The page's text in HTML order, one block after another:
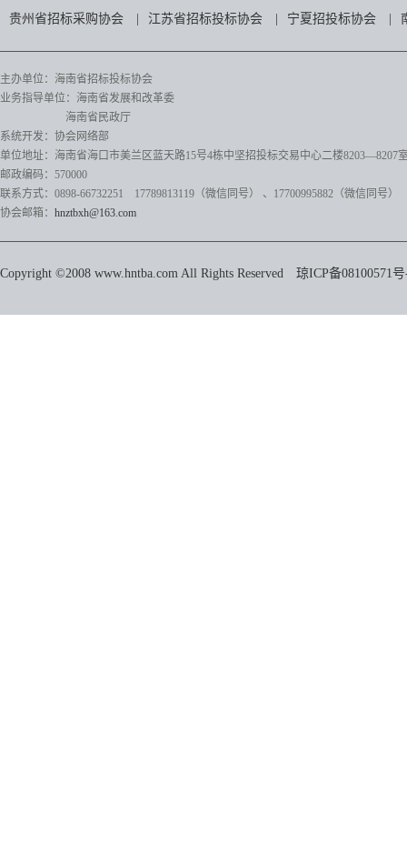
贵州省招标采购协会
江苏省招标投标协会 宁夏招投标协会
主办单位：海南省招标投标协会
业务指导单位：海南省发展和改革委
海南省民政厅
系统开发：协会网络部
单位地址：海南省海口市美兰区蓝天路15号4栋中坚招投标交易中心二楼8203—8207
邮政编码：570000
联系方式：0898-66732251 17789813119（微信同号）
、17700995882 （微信同号）
协会邮箱： hnztbxh@163.com
Copyright ©2008 www.hntba.com All Rights Reserved 琼ICP备08100571